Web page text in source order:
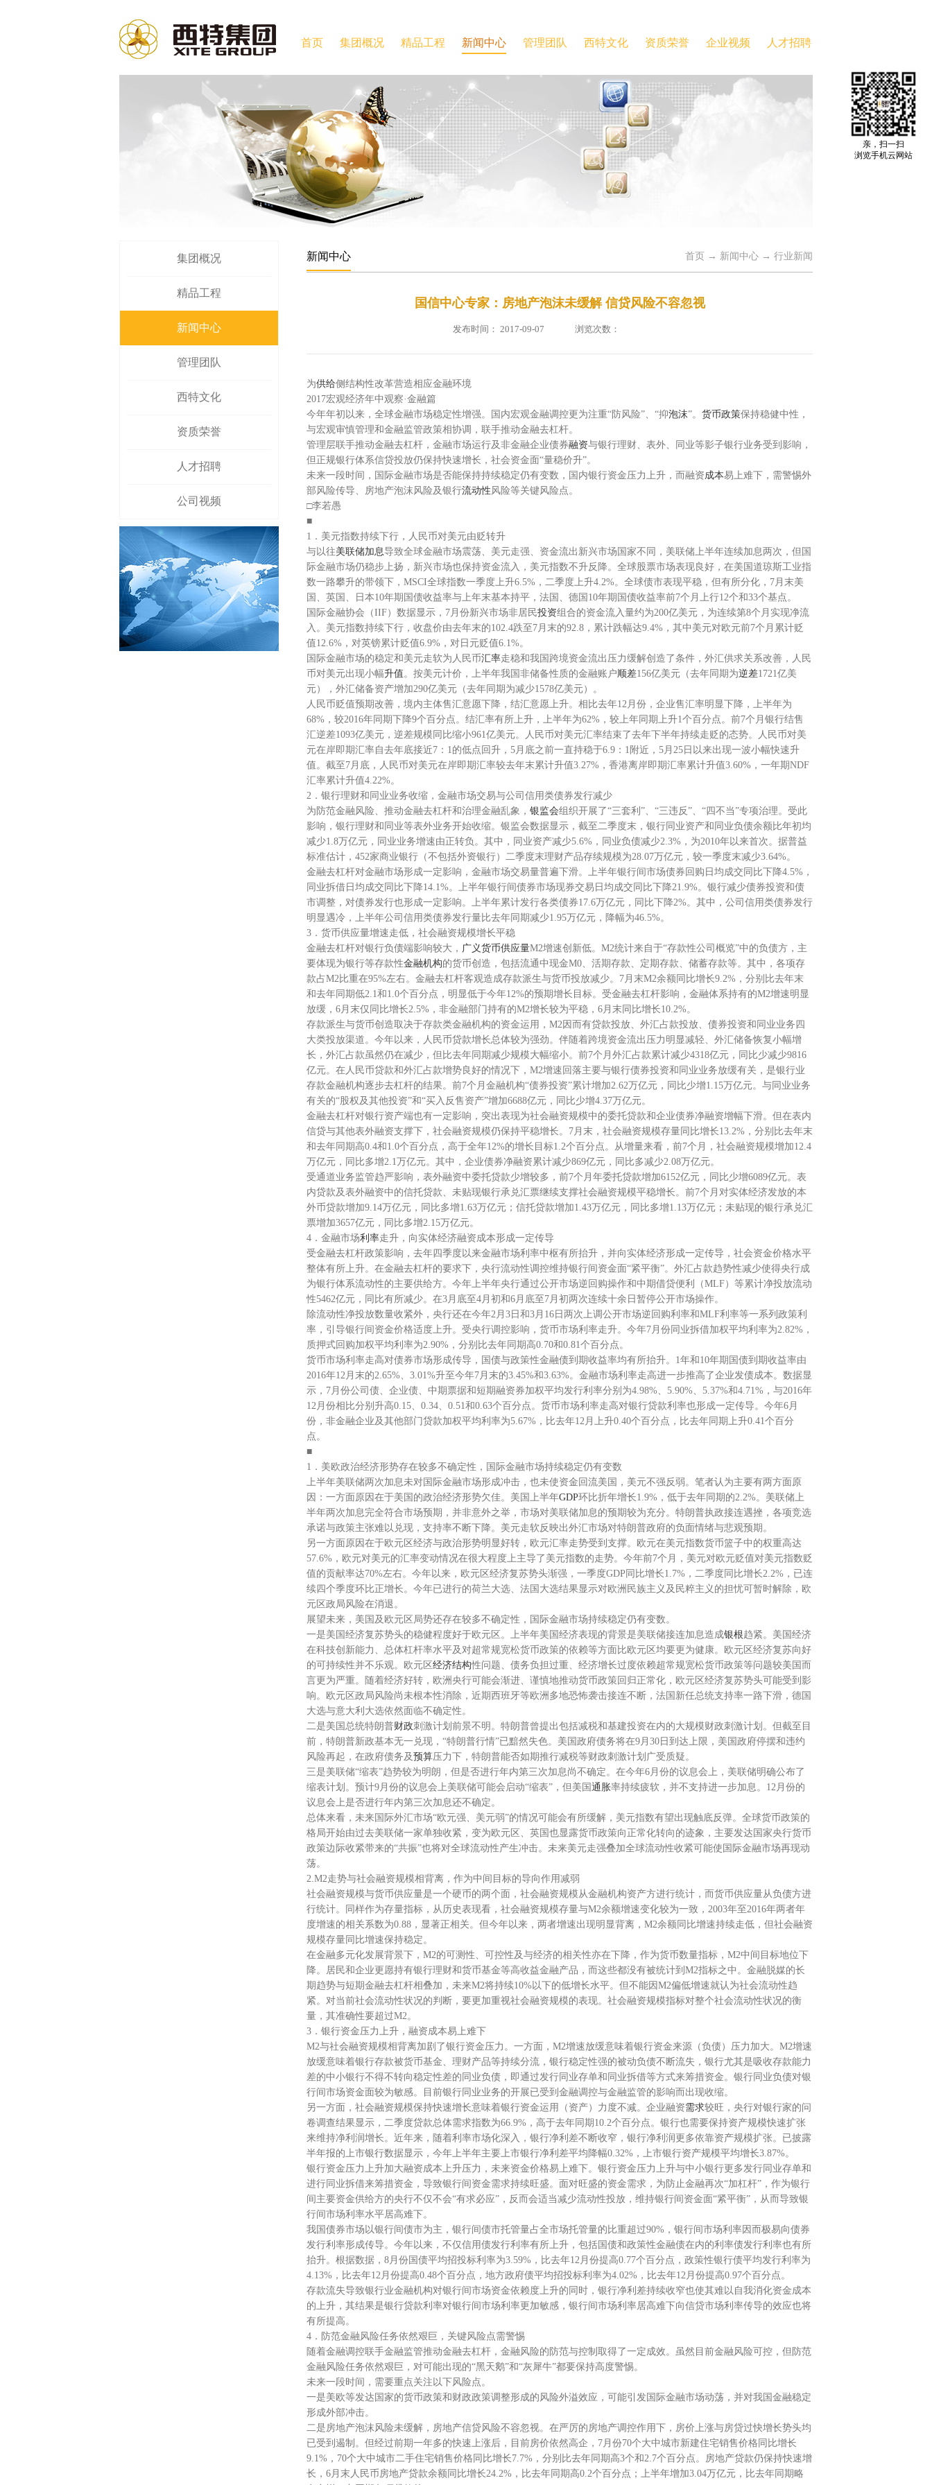
首页 集团概况 精品工程 新闻中心 管理团队 西特文化 资质荣誉 企业视频 人才招聘
集团概况
精品工程
新闻中心
管理团队
西特文化
资质荣誉
人才招聘
公司视频
新闻中心 首页 → 新闻中心 → 行业新闻
国信中心专家：房地产泡沫未缓解 信贷风险不容忽视
发布时间： 2017-09-07 浏览次数：
为供给侧结构性改革营造相应金融环境
2017宏观经济年中观察·金融篇
今年年初以来，全球金融市场稳定性增强。国内宏观金融调控更为注重“防风险”、“抑泡沫”。 货币政策保持稳健中性，
与宏观审慎管理和金融监管政策相协调，联手推动金融去杠杆。
管理层联手推动金融去杠杆，金融市场运行及非金融企业债券融资与银行理财、表外、同业等影子银行业务受到影响，
但正规银行体系信贷投放仍保持快速增长，社会资金面“量稳价升”。
未来一段时间，国际金融市场是否能保持持续稳定仍有变数，国内银行资金压力上升，而融资成本易上难下，需警惕外
部风险传导、房地产泡沫风险及银行流动性 风险等关键风险点。
□李若愚
■
1．美元指数持续下行，人民币对美元由贬转升
与以往美联储加息导致全球金融市场震荡、美元走强、资金流出新兴市场国家不同，美联储上半年连续加息两次，但国
际金融市场仍稳步上扬，新兴市场也保持资金流入，美元指数不升反降。全球股票市场表现良好，在美国道琼斯工业指
数一路攀升的带领下，MSCI全球指数一季度上升6.5%，二季度上升4.2%。全球债市表现平稳，但有所分化，7月末美
国、英国、日本10年期国债收益率与上年末基本持平，法国、德国10年期国债收益率前7个月上行12个和33个基点。
国际金融协会（IIF）数据显示，7月份新兴市场非居民投资组合的资金流入量约为200亿美元，为连续第8个月实现净流
入。美元指数持续下行，收盘价由去年末的102.4跌至7月末的92.8，累计跌幅达9.4%，其中美元对欧元前7个月累计贬
值12.6%，对英镑累计贬值6.9%，对日元贬值6.1%。
国际金融市场的稳定和美元走软为人民币汇率走稳和我国跨境资金流出压力缓解创造了条件，外汇供求关系改善，人民
币对美元出现小幅升值。按美元计价，上半年我国非储备性质的金融账户顺差156亿美元（去年同期为逆差1721亿美
元），外汇储备资产增加290亿美元（去年同期为减少1578亿美元）。
人民币贬值预期改善，境内主体售汇意愿下降，结汇意愿上升。相比去年12月份，企业售汇率明显下降，上半年为
68%，较2016年同期下降9个百分点。结汇率有所上升，上半年为62%，较上年同期上升1个百分点。前7个月银行结售
汇逆差1093亿美元，逆差规模同比缩小961亿美元。人民币对美元汇率结束了去年下半年持续走贬的态势。人民币对美
元在岸即期汇率自去年底接近7：1的低点回升，5月底之前一直持稳于6.9：1附近，5月25日以来出现一波小幅快速升
值。截至7月底，人民币对美元在岸即期汇率较去年末累计升值3.27%，香港离岸即期汇率累计升值3.60%，一年期NDF
汇率累计升值4.22%。
2．银行理财和同业业务收缩，金融市场交易与公司信用类债券发行减少
为防范金融风险、推动金融去杠杆和治理金融乱象， 银监会组织开展了“三套利”、“三违反”、“四不当”专项治理。受此
影响，银行理财和同业等表外业务开始收缩。银监会数据显示，截至二季度末，银行同业资产和同业负债余额比年初均
减少1.8万亿元，同业业务增速由正转负。其中，同业资产减少5.6%，同业负债减少2.3%，为2010年以来首次。据普益
标准估计，452家商业银行（不包括外资银行）二季度末理财产品存续规模为28.07万亿元，较一季度末减少3.64%。
金融去杠杆对金融市场形成一定影响，金融市场交易量普遍下滑。上半年银行间市场债券回购日均成交同比下降4.5%，
同业拆借日均成交同比下降14.1%。上半年银行间债券市场现券交易日均成交同比下降21.9%。银行减少债券投资和债
市调整，对债券发行也形成一定影响。上半年累计发行各类债券17.6万亿元，同比下降2%。其中，公司信用类债券发行
明显遇冷，上半年公司信用类债券发行量比去年同期减少1.95万亿元，降幅为46.5%。
3．货币供应量增速走低，社会融资规模增长平稳
金融去杠杆对银行负债端影响较大， 广义货币供应量M2增速创新低。M2统计来自于“存款性公司概览”中的负债方，主
要体现为银行等存款性金融机构的货币创造，包括流通中现金M0、活期存款、定期存款、储蓄存款等。其中，各项存
款占M2比重在95%左右。金融去杠杆客观造成存款派生与货币投放减少。7月末M2余额同比增长9.2%，分别比去年末
和去年同期低2.1和1.0个百分点，明显低于今年12%的预期增长目标。受金融去杠杆影响，金融体系持有的M2增速明显
放缓，6月末仅同比增长2.5%，非金融部门持有的M2增长较为平稳，6月末同比增长10.2%。
存款派生与货币创造取决于存款类金融机构的资金运用，M2因而有贷款投放、外汇占款投放、债券投资和同业业务四
大类投放渠道。今年以来，人民币贷款增长总体较为强劲。伴随着跨境资金流出压力明显减轻、外汇储备恢复小幅增
长，外汇占款虽然仍在减少，但比去年同期减少规模大幅缩小。前7个月外汇占款累计减少4318亿元，同比少减少9816
亿元。在人民币贷款和外汇占款增势良好的情况下，M2增速回落主要与银行债券投资和同业业务放缓有关，是银行业
存款金融机构逐步去杠杆的结果。前7个月金融机构“债券投资”累计增加2.62万亿元，同比少增1.15万亿元。与同业业务
有关的“股权及其他投资”和“买入反售资产”增加6688亿元，同比少增4.37万亿元。
金融去杠杆对银行资产端也有一定影响，突出表现为社会融资规模中的委托贷款和企业债券净融资增幅下滑。但在表内
信贷与其他表外融资支撑下，社会融资规模仍保持平稳增长。7月末，社会融资规模存量同比增长13.2%，分别比去年末
和去年同期高0.4和1.0个百分点，高于全年12%的增长目标1.2个百分点。从增量来看，前7个月，社会融资规模增加12.4
万亿元，同比多增2.1万亿元。其中，企业债券净融资累计减少869亿元，同比多减少2.08万亿元。
受通道业务监管趋严影响，表外融资中委托贷款少增较多，前7个月年委托贷款增加6152亿元，同比少增6089亿元。表
内贷款及表外融资中的信托贷款、未贴现银行承兑汇票继续支撑社会融资规模平稳增长。前7个月对实体经济发放的本
外币贷款增加9.14万亿元，同比多增1.63万亿元；信托贷款增加1.43万亿元，同比多增1.13万亿元；未贴现的银行承兑汇
票增加3657亿元，同比多增2.15万亿元。
4．金融市场利率走升，向实体经济融资成本形成一定传导
受金融去杠杆政策影响，去年四季度以来金融市场利率中枢有所抬升，并向实体经济形成一定传导，社会资金价格水平
整体有所上升。在金融去杠杆的要求下，央行流动性调控维持银行间资金面“紧平衡”。外汇占款趋势性减少使得央行成
为银行体系流动性的主要供给方。今年上半年央行通过公开市场逆回购操作和中期借贷便利（MLF）等累计净投放流动
性5462亿元，同比有所减少。在3月底至4月初和6月底至7月初两次连续十余日暂停公开市场操作。
除流动性净投放数量收紧外，央行还在今年2月3日和3月16日两次上调公开市场逆回购利率和MLF利率等一系列政策利
率，引导银行间资金价格适度上升。受央行调控影响，货币市场利率走升。今年7月份同业拆借加权平均利率为2.82%，
质押式回购加权平均利率为2.90%，分别比去年同期高0.70和0.81个百分点。
货币市场利率走高对债券市场形成传导，国债与政策性金融债到期收益率均有所抬升。1年和10年期国债到期收益率由
2016年12月末的2.65%、3.01%升至今年7月末的3.45%和3.63%。金融市场利率走高进一步推高了企业发债成本。数据显
示，7月份公司债、企业债、中期票据和短期融资券加权平均发行利率分别为4.98%、5.90%、5.37%和4.71%，与2016年
12月份相比分别升高0.15、0.34、0.51和0.63个百分点。货币市场利率走高对银行贷款利率也形成一定传导。今年6月
份，非金融企业及其他部门贷款加权平均利率为5.67%，比去年12月上升0.40个百分点，比去年同期上升0.41个百分
点。
■
1．美欧政治经济形势存在较多不确定性，国际金融市场持续稳定仍有变数
上半年美联储两次加息未对国际金融市场形成冲击，也未使资金回流美国，美元不强反弱。笔者认为主要有两方面原
因：一方面原因在于美国的政治经济形势欠佳。美国上半年GDP环比折年增长1.9%，低于去年同期的2.2%。美联储上
半年两次加息完全符合市场预期，并非意外之举，市场对美联储加息的预期较为充分。特朗普执政接连遇挫，各项竞选
承诺与政策主张难以兑现，支持率不断下降。美元走软反映出外汇市场对特朗普政府的负面情绪与悲观预期。
另一方面原因在于欧元区经济与政治形势明显好转，欧元汇率走势受到支撑。欧元在美元指数货币篮子中的权重高达
57.6%，欧元对美元的汇率变动情况在很大程度上主导了美元指数的走势。今年前7个月，美元对欧元贬值对美元指数贬
值的贡献率达70%左右。今年以来，欧元区经济复苏势头渐强，一季度GDP同比增长1.7%，二季度同比增长2.2%，已连
续四个季度环比正增长。今年已进行的荷兰大选、法国大选结果显示对欧洲民族主义及民粹主义的担忧可暂时解除，欧
元区政局风险在消退。
展望未来，美国及欧元区局势还存在较多不确定性，国际金融市场持续稳定仍有变数。
一是美国经济复苏势头的稳健程度好于欧元区。上半年美国经济表现的背景是美联储接连加息造成银根趋紧。美国经济
在科技创新能力、总体杠杆率水平及对超常规宽松货币政策的依赖等方面比欧元区均要更为健康。欧元区经济复苏向好
的可持续性并不乐观。欧元区经济结构性问题、债务负担过重、经济增长过度依赖超常规宽松货币政策等问题较美国而
言更为严重。随着经济好转，欧洲央行可能会渐进、谨慎地推动货币政策回归正常化，欧元区经济复苏势头可能受到影
响。欧元区政局风险尚未根本性消除，近期西班牙等欧洲多地恐怖袭击接连不断，法国新任总统支持率一路下滑，德国
大选与意大利大选依然面临不确定性。
二是美国总统特朗普财政刺激计划前景不明。特朗普曾提出包括减税和基建投资在内的大规模财政刺激计划。但截至目
前，特朗普新政基本无一兑现，“特朗普行情”已黯然失色。美国政府债务将在9月30日到达上限，美国政府停摆和违约
风险再起，在政府债务及预算压力下，特朗普能否如期推行减税等财政刺激计划广受质疑。
三是美联储“缩表”趋势较为明朗，但是否进行年内第三次加息尚不确定。在今年6月份的议息会上，美联储明确公布了
缩表计划。预计9月份的议息会上美联储可能会启动“缩表”，但美国 通胀率持续疲软，并不支持进一步加息。12月份的
议息会上是否进行年内第三次加息还不确定。
总体来看，未来国际外汇市场“欧元强、美元弱”的情况可能会有所缓解，美元指数有望出现触底反弹。全球货币政策的
格局开始由过去美联储一家单独收紧，变为欧元区、英国也显露货币政策向正常化转向的迹象，主要发达国家央行货币
政策边际收紧带来的“共振”也将对全球流动性产生冲击。未来美元走强叠加全球流动性收紧可能使国际金融市场再现动
荡。
2.M2走势与社会融资规模相背离，作为中间目标的导向作用减弱
社会融资规模与货币供应量是一个硬币的两个面，社会融资规模从金融机构资产方进行统计，而货币供应量从负债方进
行统计。同样作为存量指标，从历史表现看，社会融资规模存量与M2余额增速变化较为一致，2003年至2016年两者年
度增速的相关系数为0.88，显著正相关。但今年以来，两者增速出现明显背离，M2余额同比增速持续走低，但社会融资
规模存量同比增速保持稳定。
在金融多元化发展背景下，M2的可测性、可控性及与经济的相关性亦在下降，作为货币数量指标，M2中间目标地位下
降。居民和企业更愿持有银行理财和货币基金等高收益金融产品，而这些都没有被统计到M2指标之中。金融脱媒的长
期趋势与短期金融去杠杆相叠加，未来M2将持续10%以下的低增长水平。但不能因M2偏低增速就认为社会流动性趋
紧。对当前社会流动性状况的判断，要更加重视社会融资规模的表现。社会融资规模指标对整个社会流动性状况的衡
量，其准确性要超过M2。
3．银行资金压力上升，融资成本易上难下
M2与社会融资规模相背离加剧了银行资金压力。一方面，M2增速放缓意味着银行资金来源（负债）压力加大。M2增速
放缓意味着银行存款被货币基金、理财产品等持续分流，银行稳定性强的被动负债不断流失，银行尤其是吸收存款能力
差的中小银行不得不转向稳定性差的同业负债，即通过发行同业存单和同业拆借等方式来筹措资金。银行同业负债对银
行间市场资金面较为敏感。目前银行同业业务的开展已受到金融调控与金融监管的影响而出现收缩。
另一方面，社会融资规模保持快速增长意味着银行资金运用（资产）力度不减。企业融资需求较旺，央行对银行家的问
卷调查结果显示，二季度贷款总体需求指数为66.9%，高于去年同期10.2个百分点。银行也需要保持资产规模快速扩张
来维持净利润增长。近年来，随着利率市场化深入，银行净利差不断收窄，银行净利润更多依靠资产规模扩张。已披露
半年报的上市银行数据显示，今年上半年主要上市银行净利差平均降幅0.32%，上市银行资产规模平均增长3.87%。
银行资金压力上升加大融资成本上升压力，未来资金价格易上难下。银行资金压力上升与中小银行更多发行同业存单和
进行同业拆借来筹措资金，导致银行间资金需求持续旺盛。面对旺盛的资金需求，为防止金融再次“加杠杆”，作为银行
间主要资金供给方的央行不仅不会“有求必应”，反而会适当减少流动性投放，维持银行间资金面“紧平衡”，从而导致银
行间市场利率水平居高难下。
我国债券市场以银行间债市为主，银行间债市托管量占全市场托管量的比重超过90%，银行间市场利率因而极易向债券
发行利率形成传导。今年以来，不仅信用债发行利率有所上升，包括国债和政策性金融债在内的利率债发行利率也有所
抬升。根据数据，8月份国债平均招投标利率为3.59%，比去年12月份提高0.77个百分点，政策性银行债平均发行利率为
4.13%，比去年12月份提高0.48个百分点，地方政府债平均招投标利率为4.02%，比去年12月份提高0.97个百分点。
存款流失导致银行业金融机构对银行间市场资金依赖度上升的同时，银行净利差持续收窄也使其难以自我消化资金成本
的上升，其结果是银行贷款利率对银行间市场利率更加敏感，银行间市场利率居高难下向信贷市场利率传导的效应也将
有所提高。
4．防范金融风险任务依然艰巨，关键风险点需警惕
随着金融调控联手金融监管推动金融去杠杆，金融风险的防范与控制取得了一定成效。虽然目前金融风险可控，但防范
金融风险任务依然艰巨，对可能出现的“黑天鹅”和“灰犀牛”都要保持高度警惕。
未来一段时间，需要重点关注以下风险点。
一是美欧等发达国家的货币政策和财政政策调整形成的风险外溢效应，可能引发国际金融市场动荡，并对我国金融稳定
形成外部冲击。
二是房地产泡沫风险未缓解，房地产信贷风险不容忽视。在严厉的房地产调控作用下，房价上涨与房贷过快增长势头均
已受到遏制。但经过前期一年多的快速上涨后，目前房价依然高企，7月份70个大中城市新建住宅销售价格同比增长
9.1%，70个大中城市二手住宅销售价格同比增长7.7%，分别比去年同期高3个和2.7个百分点。房地产贷款仍保持快速增
长，6月末人民币房地产贷款余额同比增长24.2%，比去年同期高0.2个百分点；上半年增加3.04万亿元，比去年同期略
亲，扫一扫
浏览手机云网站